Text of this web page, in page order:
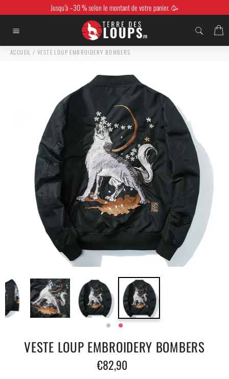
au
contenu
Jusqu’à –30 % selon le montant de votre panier. 🥳
ACCUEIL /VESTE LOUP EMBROIDERY BOMBERS
VESTE LOUP EMBROIDERY BOMBERS
Prix
régulier
€82,90